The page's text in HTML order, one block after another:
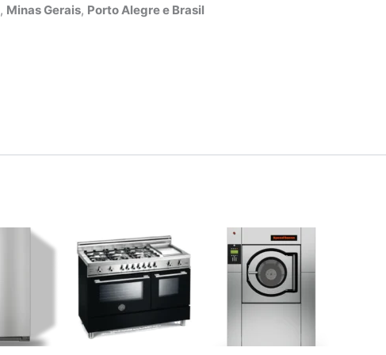
, Minas Gerais, Porto Alegre e Brasil